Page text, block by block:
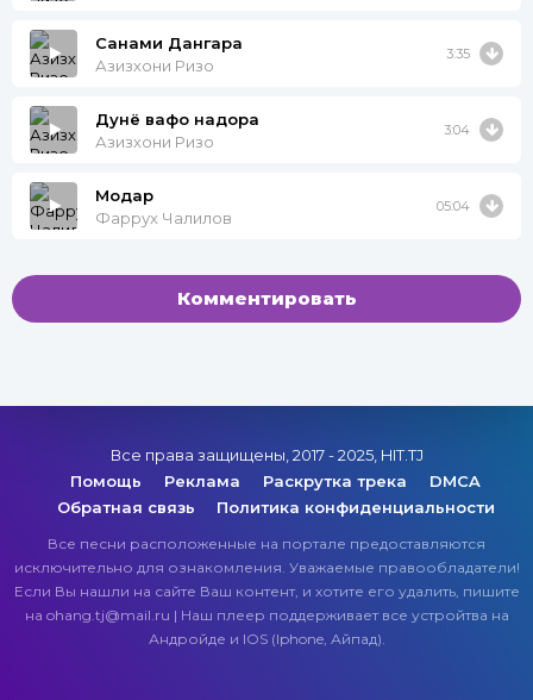
Санами Дангара
Азизхони Ризо
3:35
Дунё вафо надора
Азизхони Ризо
3:04
Модар
Фаррух Чалилов
05:04
Комментировать
Все права защищены, 2017 - 2025, HIT.TJ
Помощь
Реклама Раскрутка трека
DMCA
Обратная связь
Политика конфиденциальности
Все песни расположенные на портале предоставляются
исключительно для ознакомления. Уважаемые правообладатели!
Если Вы нашли на сайте Ваш контент, и хотите его удалить, пишите
на ohang.tj@mail.ru | Наш плеер поддерживает все устройтва на
Андройде и IOS (Iphone, Айпад).